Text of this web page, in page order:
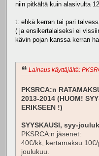
niin pitkältä kuin alasivulta
t: ehkä kerran tai pari
( ja ensikertalaiseksi ei
kävin pojan kanssa kerran
Lainaus käyttäjältä:
PKSRCA:n
2013-2014 (HUOM!
ERIKSEEN !)
SYYSKAUSI, syy-
PKSRCA:n jäsenet:
40€/kk, kertamaksu
joulukuu.